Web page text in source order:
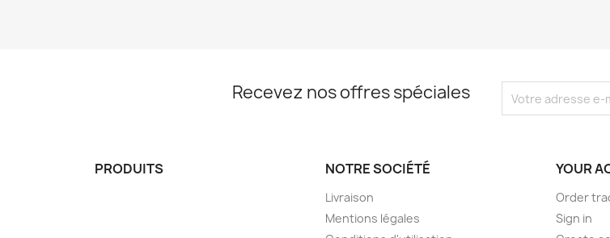
Recevez nos offres spéciales
PRODUITS NOTRE SOCIÉTÉ
Livraison
Mentions légales
YOUR
Order
Sign in